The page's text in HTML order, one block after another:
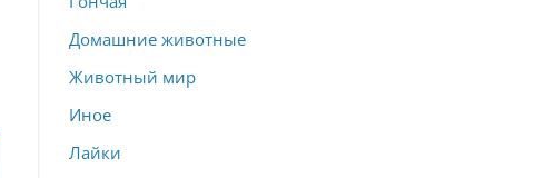
Домашние животные
Животный мир
Иное
Лайки